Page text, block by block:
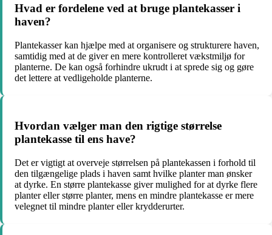
Hvad er fordelene ved at bruge plantekasser i
haven?
Plantekasser kan hjælpe med at organisere og strukturere haven,
samtidig med at de giver en mere kontrolleret vækstmiljø for
planterne. De kan også forhindre ukrudt i at sprede sig og gøre
det lettere at vedligeholde planterne.
Hvordan vælger man den rigtige størrelse
plantekasse til ens have?
Det er vigtigt at overveje størrelsen på plantekassen i forhold til
den tilgængelige plads i haven samt hvilke planter man ønsker
at dyrke. En større plantekasse giver mulighed for at dyrke flere
planter eller større planter, mens en mindre plantekasse er mere
velegnet til mindre planter eller krydderurter.